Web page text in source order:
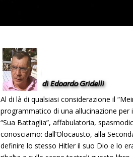
Al di là di qualsiasi considerazione il
programmatico di una allucinazione per
“Sua Battaglia”, affabulatoria,
conosciamo: dall’Olocausto, alla
definire lo stesso Hitler il suo Dio e lo